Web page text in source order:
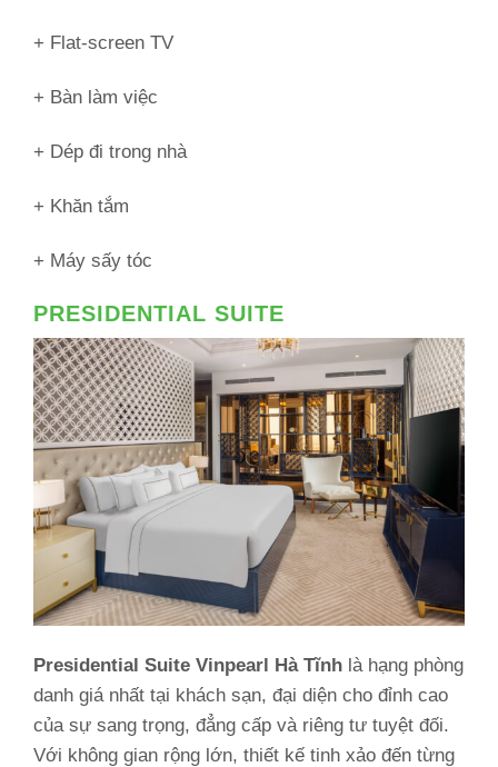
+ Flat-screen TV
+ Bàn làm việc
+ Dép đi trong nhà
+ Khăn tắm
+ Máy sấy tóc
PRESIDENTIAL SUITE
Presidential Suite Vinpearl Hà Tĩnh là hạng phòng
danh giá nhất tại khách sạn, đại diện cho đỉnh cao
của sự sang trọng, đẳng cấp và riêng tư tuyệt đối.
Với không gian rộng lớn, thiết kế tinh xảo đến từng